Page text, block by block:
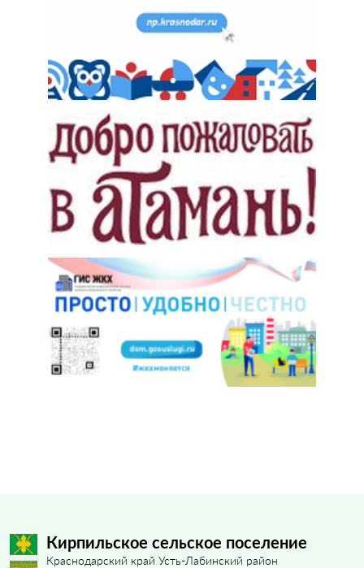
Кирпильское сельское поселение
Краснодарский край Усть-Лабинский район